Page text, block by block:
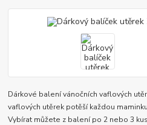
Dárkové balení vánočních vaflových
vaflových utěrek potěší každou
Vybírat můžete z balení po 2 nebo 3